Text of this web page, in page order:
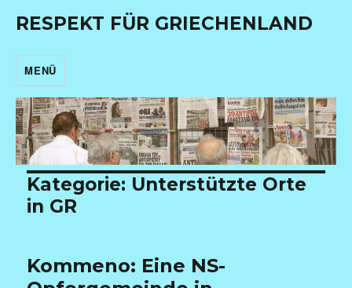
RESPEKT FÜR GRIECHENLAND
MENÜ
Kategorie: Unterstützte Orte
in GR
Kommeno: Eine NS-